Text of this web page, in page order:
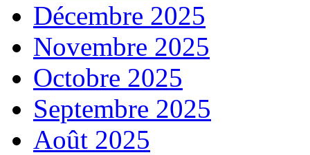
Décembre 2025
Novembre 2025
Octobre 2025
Septembre 2025
Août 2025